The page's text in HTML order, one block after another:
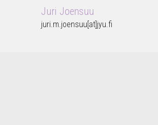
Juri Joensuu
juri.m.joensuu[at]jyu.fi